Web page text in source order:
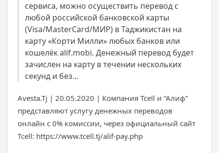
сервиса, можно осуществить перевод с
любой российской банковской карты
(Visa/MasterCard/МИР) в Таджикистан на
карту «Корти Милли» любых банков или
кошелёк alif.mobi. Денежный перевод будет
зачислен на карту в течении нескольких
секунд и без...
Avesta.Tj | 20.05.2020 | Компания Tcell и “Алиф”
представляют услугу денежных переводов
онлайн с 0% комиссии, через официальный сайт
Tcell: https://www.tcell.tj/alif-pay.php